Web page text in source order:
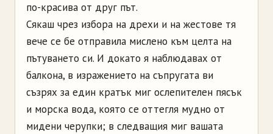
по-красива от друг път.
Сякаш чрез избора на дрехи и на жестове тя
вече се бе отправила мислено към целта на
пътуването си. И докато я наблюдавах от
балкона, в изражението на съпругата ви
съзрях за един кратък миг ослепителен пясък
и морска вода, която се оттегля мудно от
мидени черупки; в следващия миг вашата